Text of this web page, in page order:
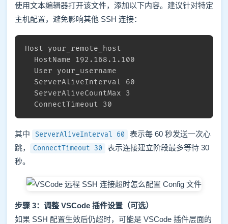
使用文本编辑器打开该文件，添加以下内容。建议针对特定
主机配置，避免影响其他 SSH 连接：
Host your_remote_host
  HostName 192.168.1.100
  User your_username
  ServerAliveInterval 60
  ServerAliveCountMax 3
  ConnectTimeout 30
其中 ServerAliveInterval 60
表示每 60 秒发送一次心
跳，
ConnectTimeout 30
表示连接建立阶段最多等待 30
秒。
步骤 3：调整 VSCode 插件设置（可选）
如果 SSH 配置生效后仍超时，可能是 VSCode 插件层面的